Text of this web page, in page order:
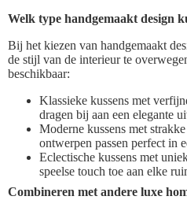
Welk type handgemaakt design
Bij het kiezen van handgemaakt
de stijl van de interieur te
beschikbaar:
Klassieke kussens met
dragen bij aan een elegante
Moderne kussens met
ontwerpen passen perfect in
Eclectische kussens met
speelse touch toe aan elke
Combineren met andere luxe